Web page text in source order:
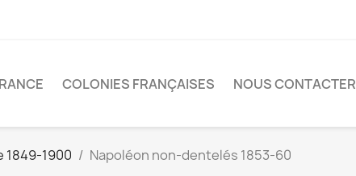
COLONIES FRANÇAISES NOUS CONTACTER
1849-1900 Napoléon non-dentelés 1853-60